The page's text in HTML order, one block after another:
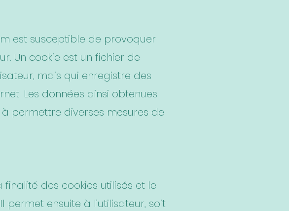
est susceptible de provoquer
Un cookie est un fichier de
mais qui enregistre des
Les données ainsi obtenues
permettre diverses mesures de
des cookies utilisés et le
ensuite à l’utilisateur, soit